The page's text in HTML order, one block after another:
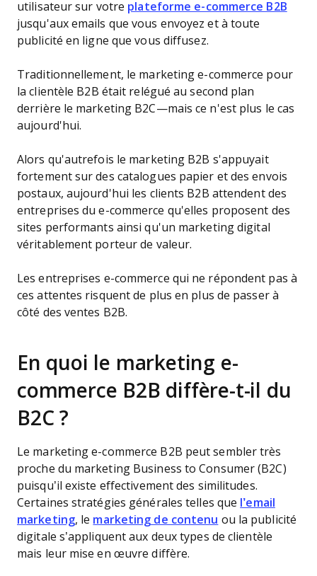
utilisateur sur votre plateforme e-commerce B2B
jusqu'aux emails que vous envoyez et à toute
publicité en ligne que vous diffusez.
Traditionnellement, le marketing e-commerce pour
la clientèle B2B était relégué au second plan
derrière le marketing B2C—mais ce n'est plus le cas
aujourd'hui.
Alors qu'autrefois le marketing B2B s'appuyait
fortement sur des catalogues papier et des envois
postaux, aujourd'hui les clients B2B attendent des
entreprises du e-commerce qu'elles proposent des
sites performants ainsi qu'un marketing digital
véritablement porteur de valeur.
Les entreprises e-commerce qui ne répondent pas à
ces attentes risquent de plus en plus de passer à
côté des ventes B2B.
En quoi le marketing e-
commerce B2B diffère-t-il du
B2C ?
Le marketing e-commerce B2B peut sembler très
proche du marketing Business to Consumer (B2C)
puisqu’il existe effectivement des similitudes.
Certaines stratégies générales telles que l’email
marketing, le marketing de contenu ou la publicité
digitale s’appliquent aux deux types de clientèle
mais leur mise en œuvre diffère.